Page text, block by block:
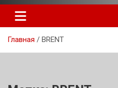
Главная BRENT